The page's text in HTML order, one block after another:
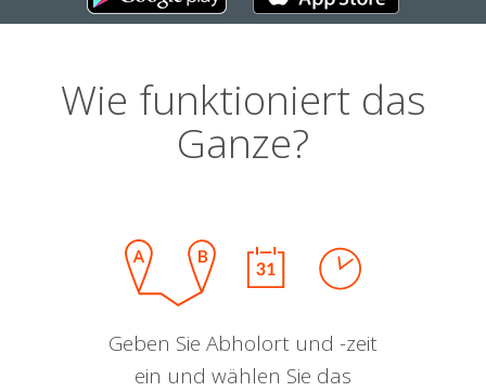
Wie funktioniert das
Ganze?
Geben Sie Abholort und -zeit
ein und wählen Sie das